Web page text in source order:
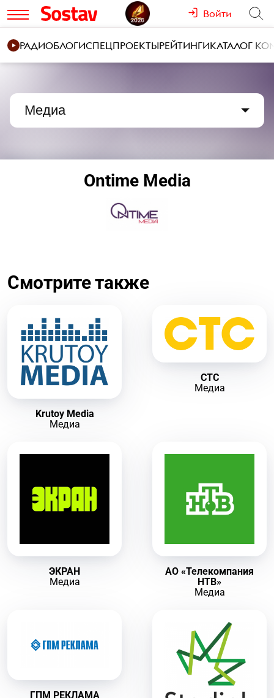
Войти
РАДИОБЛОГИСПЕЦПРОЕКТЫРЕЙТИНГИКАТАЛОГ
Медиа
Ontime Media
Смотрите также
Krutoy Media
Медиа
СТС
Медиа
ЭКРАН
Медиа
AO «Телекомпания
НТВ»
Медиа
ГПМ РЕКЛАМА